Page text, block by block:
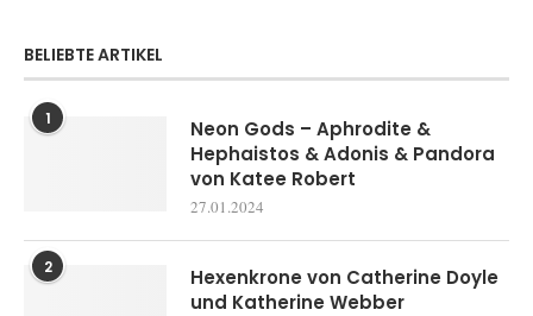
BELIEBTE ARTIKEL
1
Neon Gods – Aphrodite &
Hephaistos & Adonis & Pandora
von Katee Robert
27.01.2024
2
Hexenkrone von Catherine Doyle
und Katherine Webber